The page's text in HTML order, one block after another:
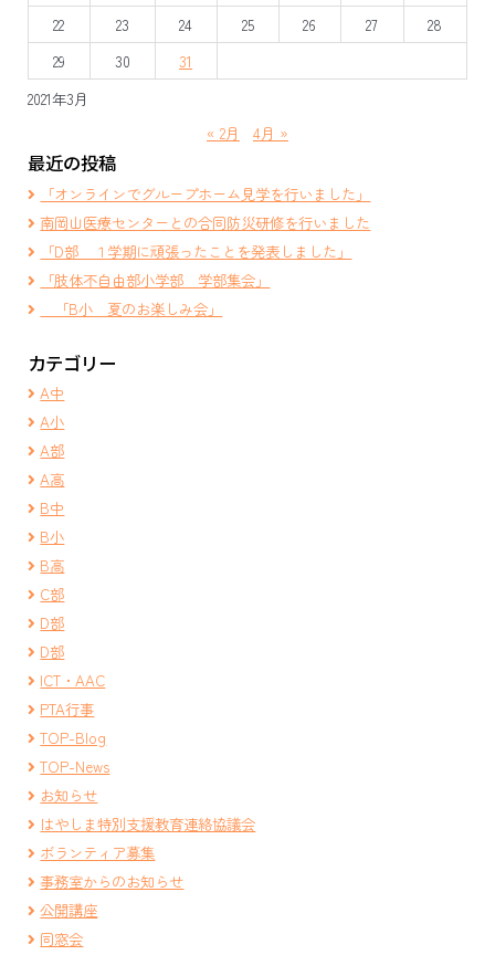
2021年3月
22
23 24 25 26 27
28
29
30 31
« 2月 4月 »
最近の投稿
「オンラインでグループホーム見学を行いました」
南岡山医療センターとの合同防災研修を行いました
「D部 １学期に頑張ったことを発表しました」
「肢体不自由部小学部 学部集会」
「B小 夏のお楽しみ会」
カテゴリー
A中
A小
A部
A高
B中
B小
B高
C部
D部
D部
ICT・AAC
PTA行事
TOP-Blog
TOP-News
お知らせ
はやしま特別支援教育連絡協議会
ボランティア募集
事務室からのお知らせ
公開講座
同窓会